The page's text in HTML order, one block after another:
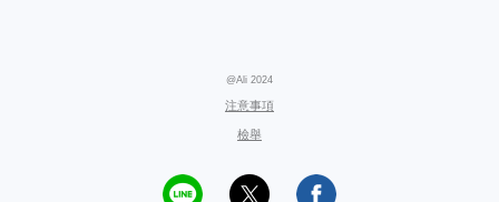
@Ali 2024
注意事項
檢舉